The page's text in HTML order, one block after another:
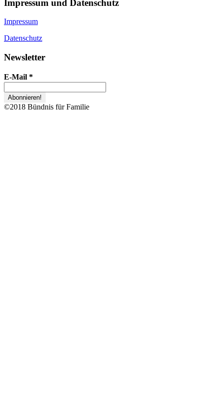
Impressum und Datenschutz
Impressum
Datenschutz
Newsletter
E-Mail *
©2018 Bündnis für Familie